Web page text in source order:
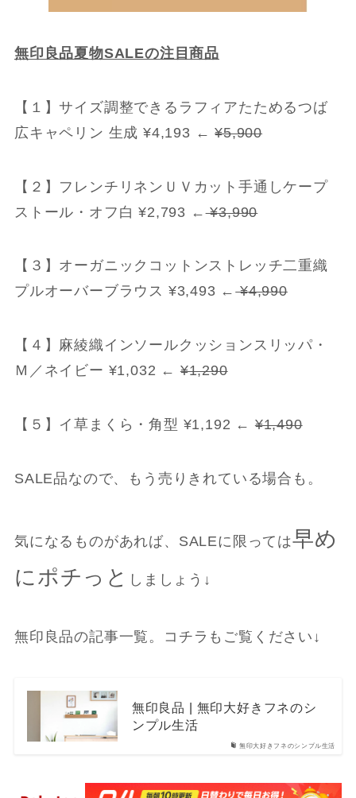
無印良品夏物SALEの注目商品
【１】サイズ調整できるラフィアたためるつば
広キャペリン 生成 ¥4,193 ←¥5,900
【２】フレンチリネンＵＶカット手通しケープ
ストール・オフ白 ¥2,793 ←¥3,990
【３】オーガニックコットンストレッチ二重織
プルオーバーブラウス ¥3,493 ←¥4,990
【４】麻綾織インソールクッションスリッパ・
Ｍ／ネイビー ¥1,032 ←¥1,290
【５】イ草まくら・角型 ¥1,192 ←¥1,490
SALE品なので、もう売りきれている場合も。
気になるものがあれば、SALEに限っては早め
にポチっと しましょう↓
無印良品の記事一覧。コチラもご覧ください↓
無印大好きフネのシンプル生活
無印良品 | 無印大好きフネのシ
ンプル生活